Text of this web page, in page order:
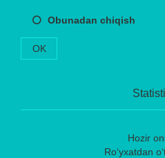
Obunadan chiqish
OK
Hozir
Ro‘yxatdan